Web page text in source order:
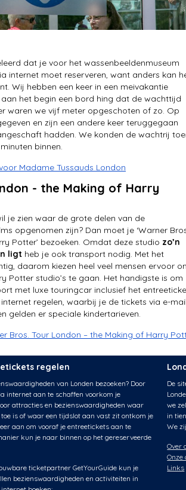
dat je voor het wassenbeeldenmuseum
internet moet reserveren, want anders kan
Wij hebben een keer in een meivakantie
het begin een bord hing dat de wachttijd
waren we vijf meter opgeschoten of zo. Op
en zijn een andere keer teruggegaan
hadden. We konden de wachtrij
binnen.
Madame Tussauds London
- the Making of Harry
je zien waar de grote delen van de
opgenomen zijn? Dan moet je ‘Warner
Potter’ bezoeken. Omdat deze studio zo’n
ligt heb je ook transport nodig. Met het
daarom kiezen heel veel mensen ervoor
Potter studio’s te gaan. Het handigste is om
met luxe touringcar inclusief het
regelen, waarbij je de tickets via e-mail
gelden er speciale kindertarieven.
Bros. Tour London – the Making of Harry
regelen
van Londen bezoeken? Door
internet aan te schaffen voorkom je
attracties en bezienswaardigheden waar
is of waar een tijdslot aan vast zit ontkom je
aan om vooraf je entreetickets aan te
kun je naar binnen op het gereserveerde
ticketpartner GetYourGuide kun je
bezienswaardigheden en activiteiten in
De
we
in
We
Over
Onze
Links